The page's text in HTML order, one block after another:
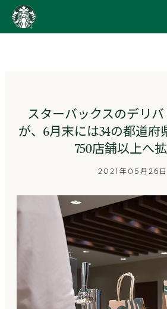
content
Go
ス
homepage
スターバックスのデリ
が、6月末には34の都道府
750店舗以上へ拡
2021年05月26日